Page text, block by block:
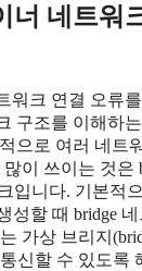
너 네트워
워크 연결 오류
구조를 이해하
으로 여러 네트
이 쓰이는 것은
입니다. 기본적
성할 때 bridge 네
가상 브리지
신할 수 있도록